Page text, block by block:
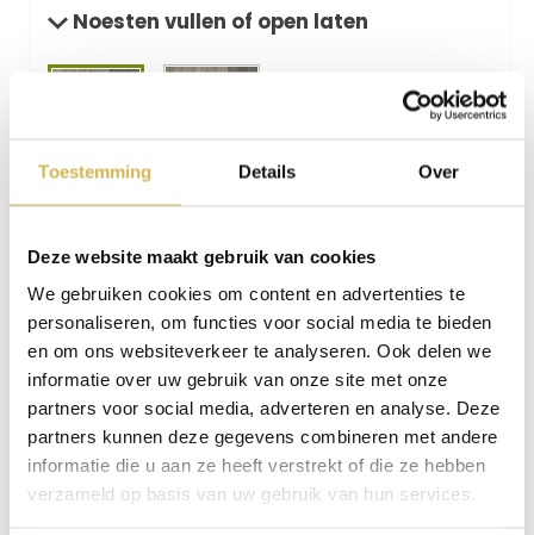
Toestemming Details Over
Deze website maakt gebruik van cookies
We gebruiken cookies om content en advertenties te
personaliseren, om functies voor social media te bieden
en om ons websiteverkeer te analyseren. Ook delen we
informatie over uw gebruik van onze site met onze
partners voor social media, adverteren en analyse. Deze
partners kunnen deze gegevens combineren met andere
informatie die u aan ze heeft verstrekt of die ze hebben
verzameld op basis van uw gebruik van hun services.
Noesten vullen of open laten
Noesten
Keuze soort onderstel
€648,00
Op voorraad
In winkelmand